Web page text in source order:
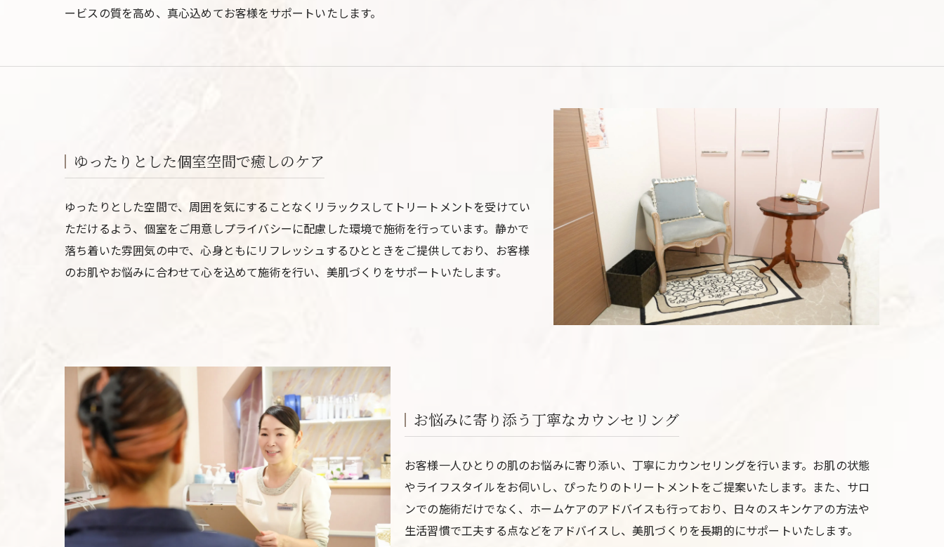
ービスの質を高め、真心込めてお客様をサポートいたします。
ゆったりとした個室空間で癒しのケア
ゆったりとした空間で、周囲を気にすることなくリラックスしてトリートメントを受けてい
ただけるよう、個室をご用意しプライバシーに配慮した環境で施術を行っています。静かで
落ち着いた雰囲気の中で、心身ともにリフレッシュするひとときをご提供しており、お客様
のお肌やお悩みに合わせて心を込めて施術を行い、美肌づくりをサポートいたします。
お悩みに寄り添う丁寧なカウンセリング
お客様一人ひとりの肌のお悩みに寄り添い、丁寧にカウンセリングを行います。お肌の状態
やライフスタイルをお伺いし、ぴったりのトリートメントをご提案いたします。また、サロ
ンでの施術だけでなく、ホームケアのアドバイスも行っており、日々のスキンケアの方法や
生活習慣で工夫する点などをアドバイスし、美肌づくりを長期的にサポートいたします。